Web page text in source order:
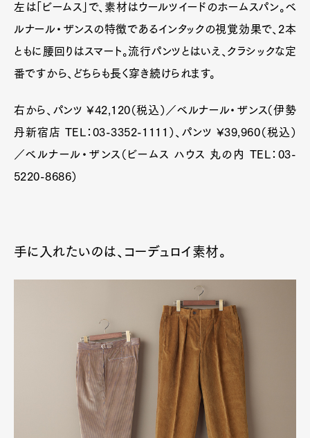
左は「ビームス」で、素材はウールツイードのホームスパン。ベ
ルナール・ザンスの特徴であるインタックの視覚効果で、2本
ともに腰回りはスマート。流行パンツとはいえ、クラシックな定
番ですから、どちらも長く穿き続けられます。
右から、パンツ ¥42,120（税込）／ベルナール・ザンス（伊勢
丹新宿店 TEL：03-3352-1111）、パンツ ¥39,960（税込）
／ベルナール・ザンス（ビームス ハウス 丸の内 TEL：03-
5220-8686）
手に入れたいのは、コーデュロイ素材。